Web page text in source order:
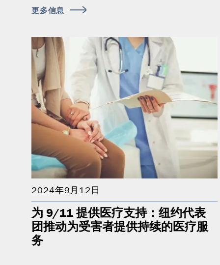
更多信息
2024年9月12日
为 9/11 提供医疗支持：纽约代表
团推动为受害者提供持续的医疗服
务